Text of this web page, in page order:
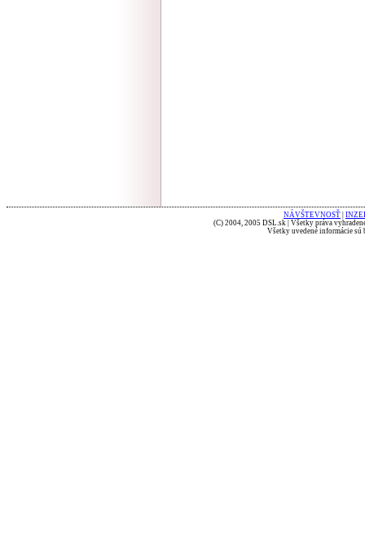
NÁVŠTEVNOSŤ
(C) 2004, 2005 DSL.sk | Všetky práva
Všetky uvedené informácie sú